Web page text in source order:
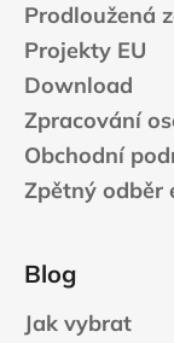
Prodloužená
Projekty EU
Download
Zpracování
Obchodní
Zpětný odběr
Blog
Jak vybrat